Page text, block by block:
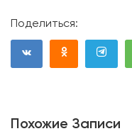
Поделиться:
Похожие Записи